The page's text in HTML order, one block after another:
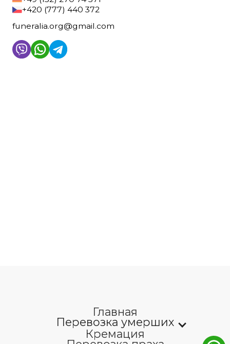
+420 (777) 440 372
funeralia.org@gmail.com
Главная
Перевозка умерших
Кремация